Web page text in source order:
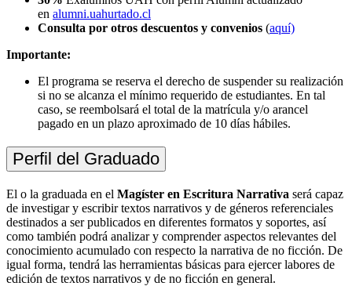
en alumni.uahurtado.cl
Consulta por otros descuentos y convenios (aquí)
Importante:
El programa se reserva el derecho de suspender su realización
si no se alcanza el mínimo requerido de estudiantes. En tal
caso, se reembolsará el total de la matrícula y/o arancel
pagado en un plazo aproximado de 10 días hábiles.
Perfil del Graduado
El o la graduada en el Magíster en Escritura Narrativa será capaz
de investigar y escribir textos narrativos y de géneros referenciales
destinados a ser publicados en diferentes formatos y soportes, así
como también podrá analizar y comprender aspectos relevantes del
conocimiento acumulado con respecto la narrativa de no ficción. De
igual forma, tendrá las herramientas básicas para ejercer labores de
edición de textos narrativos y de no ficción en general.